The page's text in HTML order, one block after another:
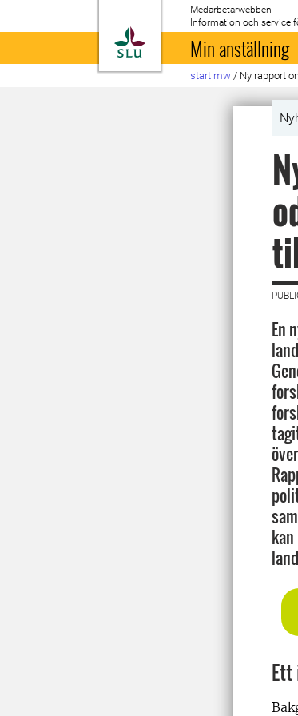
Till startsida
Medarbetarwebben
Information och service
Min anställning
start mw / Ny rapport
En